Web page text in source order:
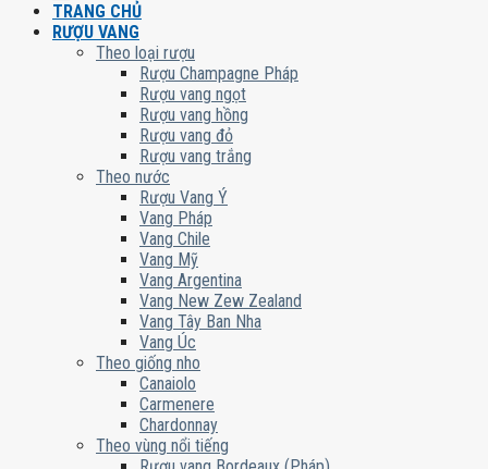
TRANG CHỦ
RƯỢU VANG
Theo loại rượu
Rượu Champagne Pháp
Rượu vang ngọt
Rượu vang hồng
Rượu vang đỏ
Rượu vang trắng
Theo nước
Rượu Vang Ý
Vang Pháp
Vang Chile
Vang Mỹ
Vang Argentina
Vang New Zew Zealand
Vang Tây Ban Nha
Vang Úc
Theo giống nho
Canaiolo
Carmenere
Chardonnay
Theo vùng nổi tiếng